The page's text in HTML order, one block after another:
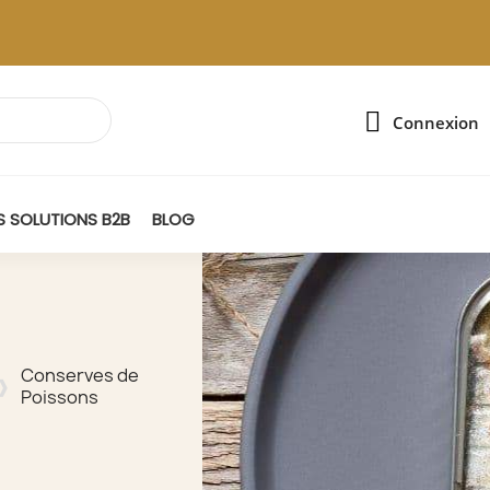
Connexion
SOLUTIONS B2B BLOG
Conserves de
Poissons